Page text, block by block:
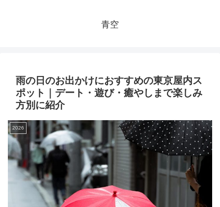
青空
雨の日のお出かけにおすすめの東京屋内ス
ポット｜デート・遊び・癒やしまで楽しみ
方別に紹介
2026